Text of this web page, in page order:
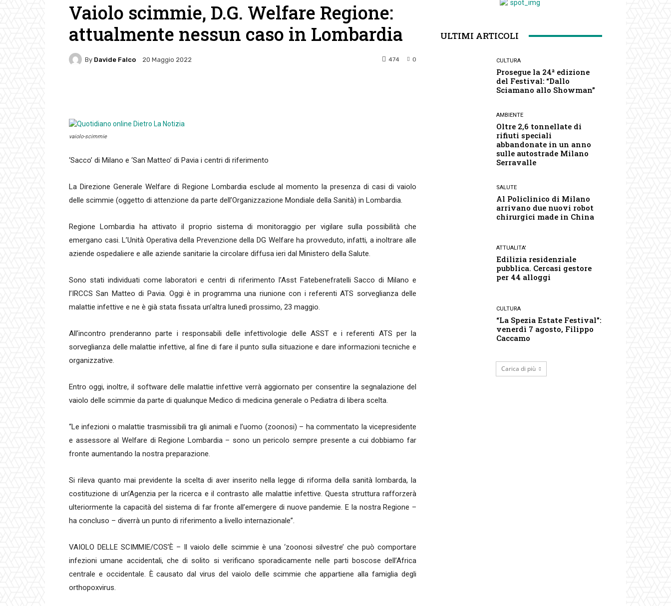
Vaiolo scimmie, D.G. Welfare Regione:
attualmente nessun caso in Lombardia
By Davide Falco 20 Maggio 2022 0
474
vaiolo-scimmie
‘Sacco’ di Milano e ‘San Matteo’ di Pavia i centri di riferimento
La Direzione Generale Welfare di Regione Lombardia esclude al momento la presenza di casi di vaiolo
delle scimmie (oggetto di attenzione da parte dell’Organizzazione Mondiale della Sanità) in Lombardia.
Regione Lombardia ha attivato il proprio sistema di monitoraggio per vigilare sulla possibilità che
emergano casi. L’Unità Operativa della Prevenzione della DG Welfare ha provveduto, infatti, a inoltrare alle
aziende ospedaliere e alle aziende sanitarie la circolare diffusa ieri dal Ministero della Salute.
Sono stati individuati come laboratori e centri di riferimento l’Asst Fatebenefratelli Sacco di Milano e
l’IRCCS San Matteo di Pavia. Oggi è in programma una riunione con i referenti ATS sorveglianza delle
malattie infettive e ne è già stata fissata un’altra lunedì prossimo, 23 maggio.
All’incontro prenderanno parte i responsabili delle infettivologie delle ASST e i referenti ATS per la
sorveglianza delle malattie infettive, al fine di fare il punto sulla situazione e dare informazioni tecniche e
organizzative.
Entro oggi, inoltre, il software delle malattie infettive verrà aggiornato per consentire la segnalazione del
vaiolo delle scimmie da parte di qualunque Medico di medicina generale o Pediatra di libera scelta.
“Le infezioni o malattie trasmissibili tra gli animali e l’uomo (zoonosi) – ha commentato la vicepresidente
e assessore al Welfare di Regione Lombardia – sono un pericolo sempre presente a cui dobbiamo far
fronte aumentando la nostra preparazione.
Si rileva quanto mai previdente la scelta di aver inserito nella legge di riforma della sanità lombarda, la
costituzione di un’Agenzia per la ricerca e il contrasto alle malattie infettive. Questa struttura rafforzerà
ulteriormente la capacità del sistema di far fronte all’emergere di nuove pandemie. E la nostra Regione –
ha concluso – diverrà un punto di riferimento a livello internazionale”.
VAIOLO DELLE SCIMMIE/COS’È – Il vaiolo delle scimmie è una ‘zoonosi silvestre’ che può comportare
infezioni umane accidentali, che di solito si verificano sporadicamente nelle parti boscose dell’Africa
centrale e occidentale. È causato dal virus del vaiolo delle scimmie che appartiene alla famiglia degli
orthopoxvirus.
ULTIMI ARTICOLI
CULTURA
Prosegue la 24ª edizione
del Festival: “Dallo
Sciamano allo Showman”
AMBIENTE
Oltre 2,6 tonnellate di
rifiuti speciali
abbandonate in un anno
sulle autostrade Milano
Serravalle
SALUTE
Al Policlinico di Milano
arrivano due nuovi robot
chirurgici made in China
ATTUALITA'
Edilizia residenziale
pubblica. Cercasi gestore
per 44 alloggi
CULTURA
“La Spezia Estate Festival”:
venerdì 7 agosto, Filippo
Caccamo
Carica di più